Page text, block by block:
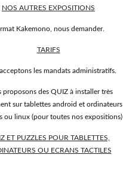
NOS AUTRES EXPOSITIONS
Kakemono, nous demander.
TARIFS
les mandats administratifs.
proposons des QUIZ à installer très
sur tablettes android et ordinateurs
ou linux (pour toutes nos expositions)
ET PUZZLES POUR TABLETTES,
OU ECRANS TACTILES